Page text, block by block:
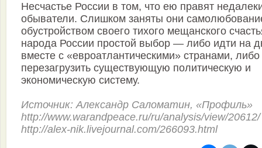
Несчастье России в том, что ею правят
обыватели. Слишком заняты они
обустройством своего тихого мещанского
народа России простой выбор — либо идти на
вместе с «евроатлантическими» странами, либо
перезагрузить существующую политическую и
экономическую систему.
Источник: Александр Саломатин, «Профиль»
http://www.warandpeace.ru/ru/analysis/view/20612/
http://alex-nik.livejournal.com/266093.html